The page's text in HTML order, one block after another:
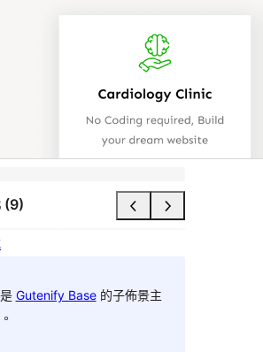
(9)
Gutenify Base的子佈景主